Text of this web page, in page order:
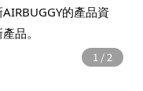
的產品資
品。